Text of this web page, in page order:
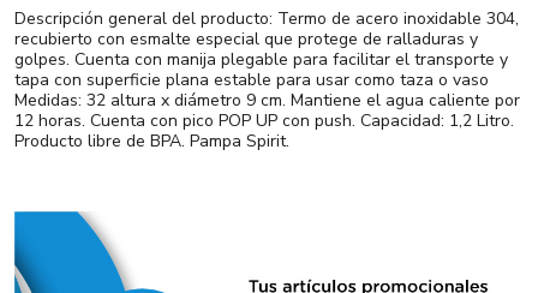
Descripción general del producto: Termo de acero inoxidable 304,
recubierto con esmalte especial que protege de ralladuras y
golpes. Cuenta con manija plegable para facilitar el transporte y
tapa con superficie plana estable para usar como taza o vaso
Medidas: 32 altura x diámetro 9 cm. Mantiene el agua caliente por
12 horas. Cuenta con pico POP UP con push. Capacidad: 1,2 Litro.
Producto libre de BPA. Pampa Spirit.